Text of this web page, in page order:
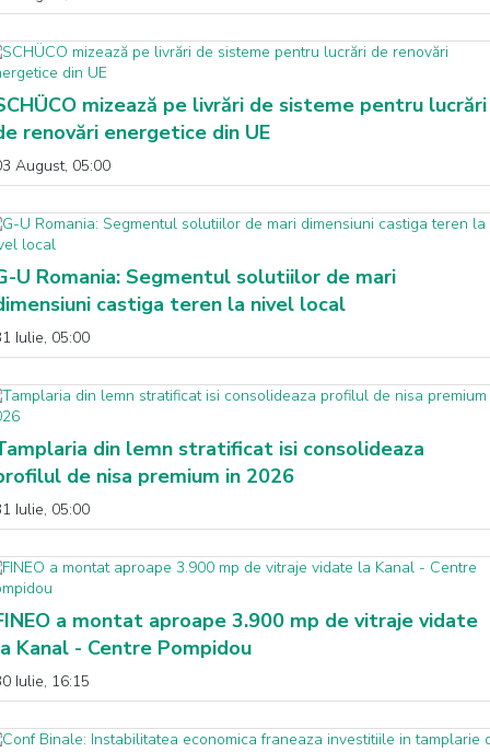
mizează pe livrări de sisteme pentru lucrări
renovări energetice din UE
August, 05:00
U Romania: Segmentul solutiilor de mari
castiga teren la nivel local
Iulie, 05:00
din lemn stratificat isi consolideaza
de nisa premium in 2026
Iulie, 05:00
a montat aproape 3.900 mp de vitraje vidate
Kanal - Centre Pompidou
Iulie, 16:15